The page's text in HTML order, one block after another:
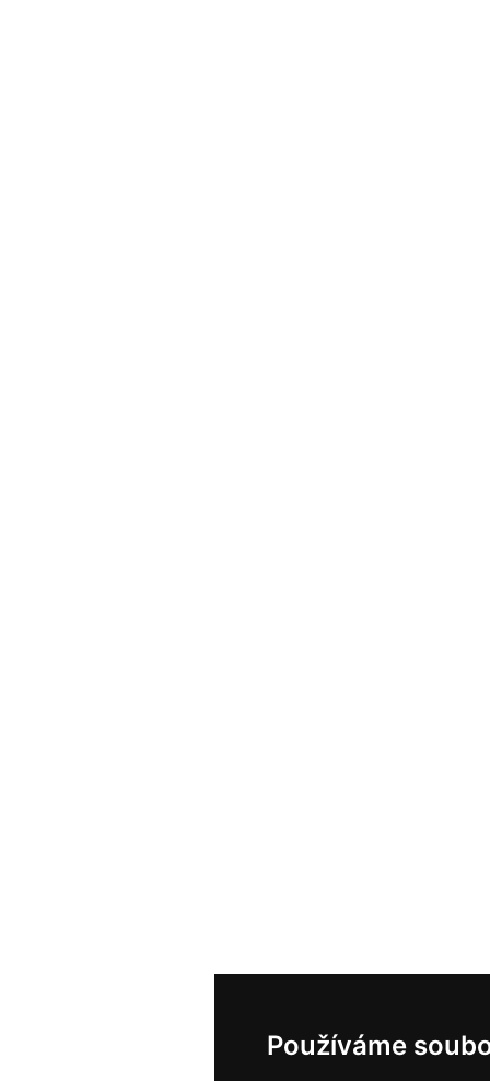
Používáme